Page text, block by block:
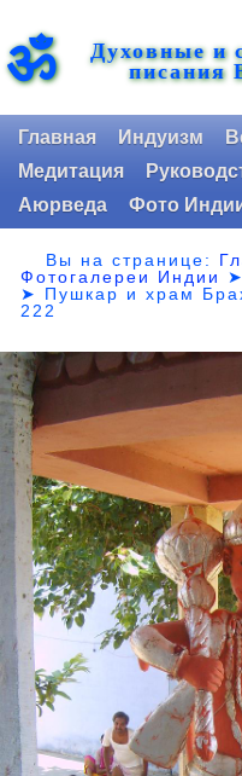
ॐ Духовные и
писания
Главная Индуизм
Медитация
Аюрведа
Фото
Вы на странице:
Фотогалереи Индии
➤
➤ Пушкар и храм
222